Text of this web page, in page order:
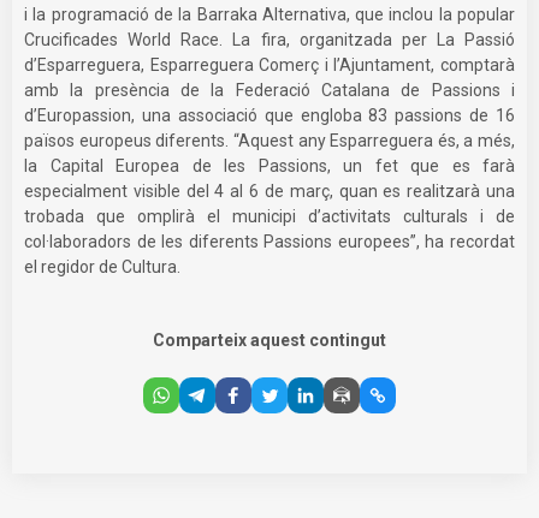
i la programació de la Barraka Alternativa, que inclou la popular
Crucificades World Race. La fira, organitzada per La Passió
d’Esparreguera, Esparreguera Comerç i l’Ajuntament, comptarà
amb la presència de la Federació Catalana de Passions i
d’Europassion, una associació que engloba 83 passions de 16
països europeus diferents. “Aquest any Esparreguera és, a més,
la Capital Europea de les Passions, un fet que es farà
especialment visible del 4 al 6 de març, quan es realitzarà una
trobada que omplirà el municipi d’activitats culturals i de
col·laboradors de les diferents Passions europees”, ha recordat
el regidor de Cultura.
Comparteix aquest contingut